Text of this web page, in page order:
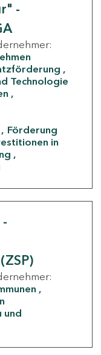
-
Technologie
Förderung
in
und